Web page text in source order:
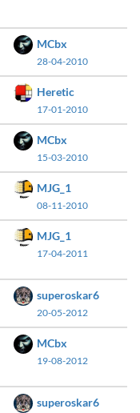
MCbx
28-04-2010
Heretic
17-01-2010
MCbx
15-03-2010
MJG_1
08-11-2010
MJG_1
17-04-2011
superoskar6
20-05-2012
MCbx
19-08-2012
superoskar6